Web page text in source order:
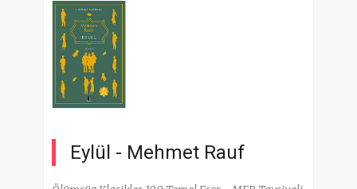
Eylül - Mehmet Rauf